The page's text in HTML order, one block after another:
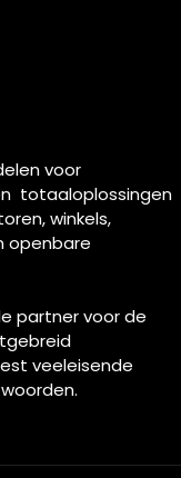
voor
totaaloplossingen
winkels,
openbare
partner voor de
veeleisende